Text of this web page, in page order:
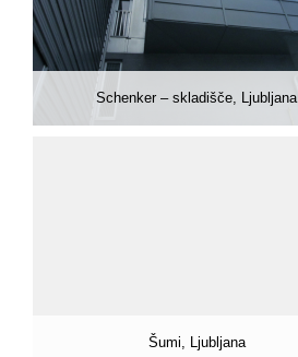
Schenker – skladišče, Ljubljana
Šumi, Ljubljana